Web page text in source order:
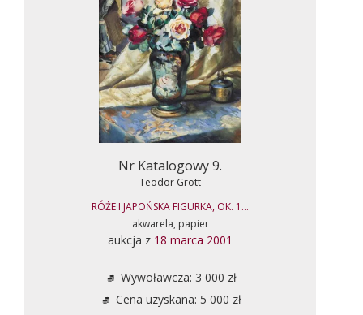
Nr Katalogowy 9.
Teodor Grott
RÓŻE I JAPOŃSKA FIGURKA, OK. 1...
akwarela, papier
aukcja z 18 marca 2001
Wywoławcza: 3 000 zł
Cena uzyskana: 5 000 zł